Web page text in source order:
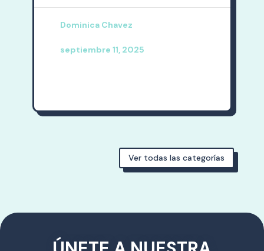
Dominica Chavez
septiembre 11, 2025
Ver todas las categorías